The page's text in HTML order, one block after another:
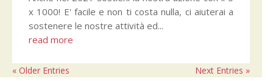
x 1000! E' facile e non ti costa nulla, ci aiuterai a
sostenere le nostre attività ed...
read more
« Older Entries Next Entries »